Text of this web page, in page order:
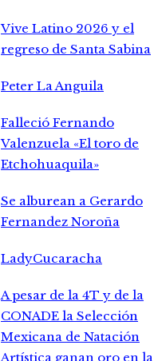
Vive Latino 2026 y el
regreso de Santa Sabina
Peter La Anguila
Falleció Fernando
Valenzuela «El toro de
Etchohuaquila»
Se alburean a Gerardo
Fernandez Noroña
LadyCucaracha
A pesar de la 4T y de la
CONADE la Selección
Mexicana de Natación
Artística ganan oro en la